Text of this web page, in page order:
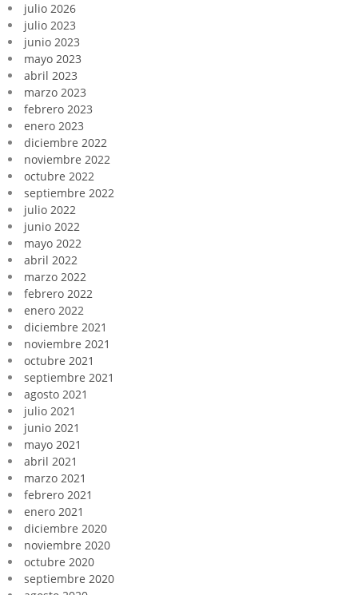
julio 2026
julio 2023
junio 2023
mayo 2023
abril 2023
marzo 2023
febrero 2023
enero 2023
diciembre 2022
noviembre 2022
octubre 2022
septiembre 2022
julio 2022
junio 2022
mayo 2022
abril 2022
marzo 2022
febrero 2022
enero 2022
diciembre 2021
noviembre 2021
octubre 2021
septiembre 2021
agosto 2021
julio 2021
junio 2021
mayo 2021
abril 2021
marzo 2021
febrero 2021
enero 2021
diciembre 2020
noviembre 2020
octubre 2020
septiembre 2020